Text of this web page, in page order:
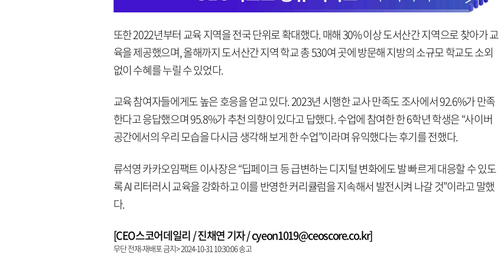
또한 2022년부터 교육 지역을 전국 단위로 확대했다. 매해 30% 이상 도서산간 지역으로 찾아가 교
육을 제공했으며, 올해까지 도서산간 지역 학교 총 530여 곳에 방문해 지방의 소규모 학교도 소외
없이 수혜를 누릴 수 있었다.
교육 참여자들에게도 높은 호응을 얻고 있다. 2023년 시행한 교사 만족도 조사에서 92.6%가 만족
한다고 응답했으며 95.8%가 추천 의향이 있다고 답했다. 수업에 참여한 한 6학년 학생은 “사이버
공간에서의 우리 모습을 다시금 생각해 보게 한 수업”이라며 유익했다는 후기를 전했다.
류석영 카카오임팩트 이사장은 “딥페이크 등 급변하는 디지털 변화에도 발 빠르게 대응할 수 있도
록 AI 리터러시 교육을 강화하고 이를 반영한 커리큘럼을 지속해서 발전시켜 나갈 것”이라고 말했
다.
[CEO스코어데일리 / 진채연 기자 / cyeon1019@ceoscore.co.kr]
무단 전재-재배포 금지> 2024-10-31 10:30:06 송고